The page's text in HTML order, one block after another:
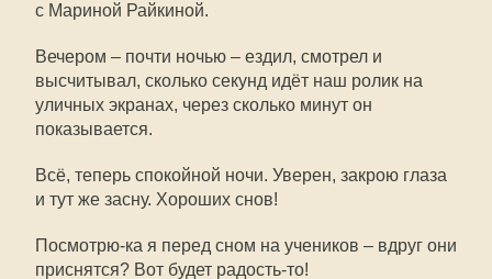
с Мариной Райкиной.
Вечером – почти ночью – ездил, смотрел и
высчитывал, сколько секунд идёт наш ролик на
уличных экранах, через сколько минут он
показывается.
Всё, теперь спокойной ночи. Уверен, закрою глаза
и тут же засну. Хороших снов!
Посмотрю-ка я перед сном на учеников – вдруг они
приснятся? Вот будет радость-то!